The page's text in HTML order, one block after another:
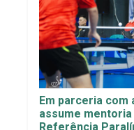
Em parceria com
assume
Referência